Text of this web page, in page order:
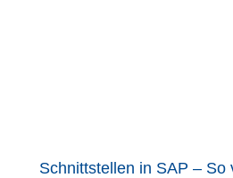
Schnittstellen in SAP – So